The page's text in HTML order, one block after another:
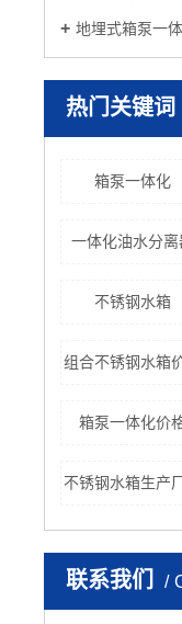
地埋式箱泵一体化设备
热门关键词
箱泵一体化
一体化油水分离
不锈钢水箱
组合不锈钢水箱
箱泵一体化价
不锈钢水箱生产
联系我们